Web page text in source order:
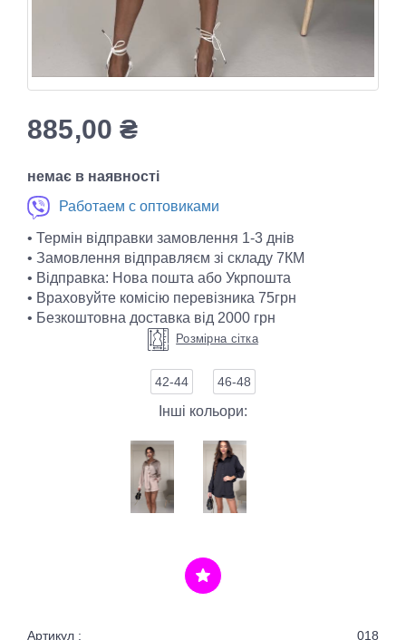
885,00₴
немає в наявності
Работаем с оптовиками
• Термін відправки замовлення 1-3 днів
• Замовлення відправляєм зі складу 7КМ
• Відправка: Нова пошта або Укрпошта
• Враховуйте комісію перевізника 75грн
• Безкоштовна доставка від 2000 грн
Розмірна сітка
42-44 46-48
Інші кольори:
Артикул : 018